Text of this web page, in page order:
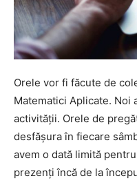
Orele vor fi făcute de
Matematici Aplicate. Noi
activităţii. Orele de
desfăşura în fiecare
avem o dată limită
prezenţi încă de la